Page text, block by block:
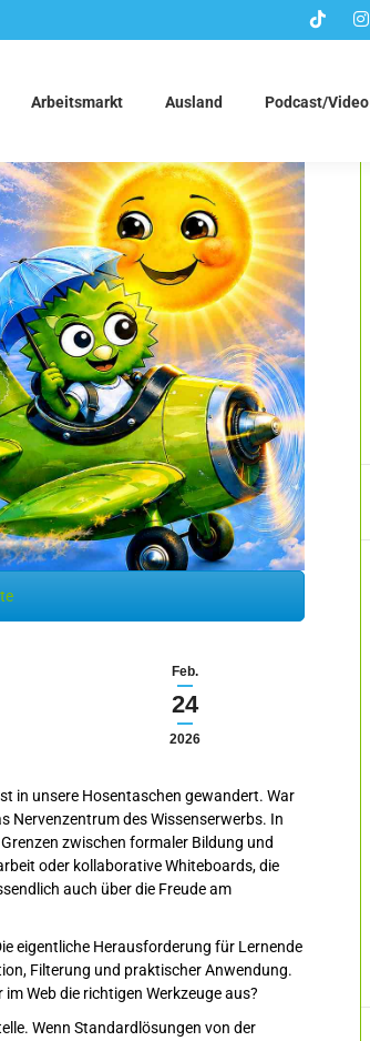
Arbeitsmarkt Ausland Podcast/Video
Feb.
24
2026
in unsere Hosentaschen gewandert. War
Nervenzentrum des Wissenserwerbs. In
zwischen formaler Bildung und
oder kollaborative Whiteboards, die
auch über die Freude am
eigentliche Herausforderung für Lernende
Filterung und praktischer Anwendung.
Web die richtigen Werkzeuge aus?
Wenn Standardlösungen von der